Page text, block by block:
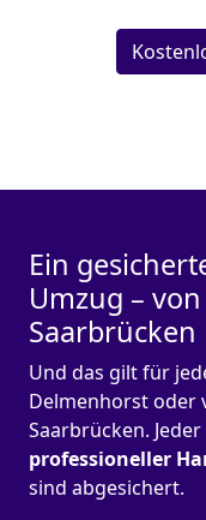
Ein
Umzug –
Saarbrücken
Und das gilt für
Delmenhorst oder
Saarbrücken.
professioneller
sind abgesichert.